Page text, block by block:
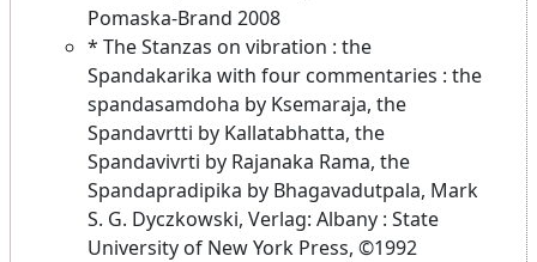
Pomaska-Brand 2008
* The Stanzas on vibration : the
Spandakarika with four commentaries : the
spandasamdoha by Ksemaraja, the
Spandavrtti by Kallatabhatta, the
Spandavivrti by Rajanaka Rama, the
Spandapradipika by Bhagavadutpala, Mark
S. G. Dyczkowski, Verlag: Albany : State
University of New York Press, ©1992